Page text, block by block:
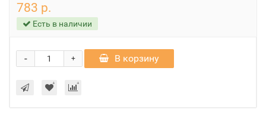
783 р.
Есть в наличии
+
- В корзину